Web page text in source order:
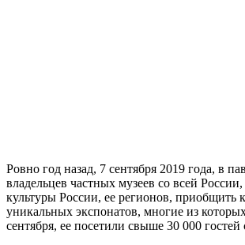
Ровно год назад, 7 сентября 2019 года, в
владельцев частных музеев со всей
культуры России, ее регионов, приобщить
уникальных экспонатов, многие из
сентября, ее посетили свыше 30 000